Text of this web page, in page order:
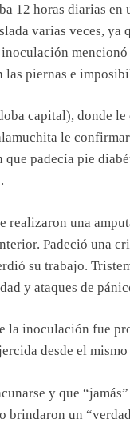
12 horas diarias
varias veces,
piernas e
capital), donde
le
padecía pie
realizaron una
Padeció una
su trabajo.
y ataques de
la inoculación fue
desde el mismo
y que
brindaron un